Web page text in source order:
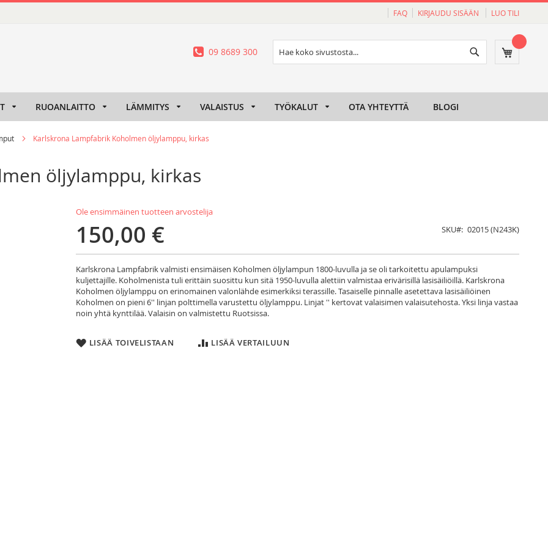
FAQ KIRJAUDU SISÄÄN LUO TILI
Ostoskori
Haku
09 8689 300
RUOANLAITTO LÄMMITYS VALAISTUS TYÖKALUT OTA YHTEYTTÄ BLOGI
Karlskrona Lampfabrik Koholmen öljylamppu, kirkas
öljylamppu, kirkas
Ole ensimmäinen tuotteen arvostelija
150,00 € SKU 02015 (N243K)
Karlskrona Lampfabrik valmisti ensimäisen Koholmen öljylampun 1800-luvulla ja se oli tarkoitettu apulampuksi
kuljettajille. Koholmenista tuli erittäin suosittu kun sitä 1950-luvulla alettiin valmistaa erivärisillä lasisäiliöillä. Karlskrona
Koholmen öljylamppu on erinomainen valonlähde esimerkiksi terassille. Tasaiselle pinnalle asetettava lasisäiliöinen
Koholmen on pieni 6'' linjan polttimella varustettu öljylamppu. Linjat '' kertovat valaisimen valaisutehosta. Yksi linja vastaa
noin yhtä kynttilää. Valaisin on valmistettu Ruotsissa.
LISÄÄ TOIVELISTAAN LISÄÄ VERTAILUUN